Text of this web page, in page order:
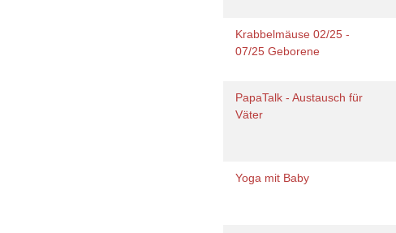
Krabbelmäuse 02/25 -
07/25 Geborene
PapaTalk - Austausch für
Väter
Yoga mit Baby